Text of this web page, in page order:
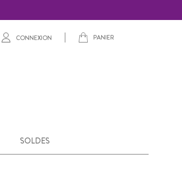
CONNEXION PANIER
SOLDES